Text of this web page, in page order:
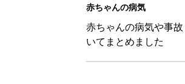
赤ちゃんの病気
赤ちゃんの病気や事
いてまとめました